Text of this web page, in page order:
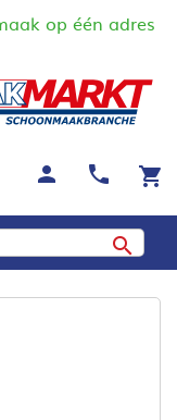
op één adres
shopping_cart
call
person
